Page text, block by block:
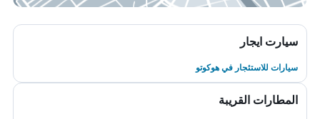
سيارت ايجار
سيارات للاستئجار في هوكوتو
المطارات القريبة